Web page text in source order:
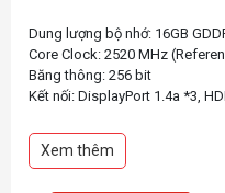
Dung lượng bộ nhớ: 16GB
Core Clock: 2520 MHz
Băng thông: 256 bit
Kết nối: DisplayPort 1.4a *3,
Xem thêm